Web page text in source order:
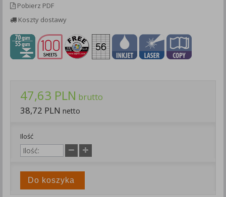
Pobierz PDF
Koszty dostawy
47,63 PLN brutto
38,72 PLN netto
Ilość
Do koszyka